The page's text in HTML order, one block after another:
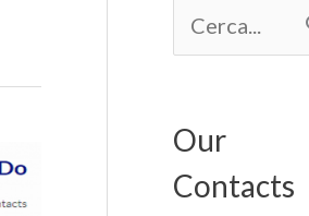
e
c
a
Our
Contacts